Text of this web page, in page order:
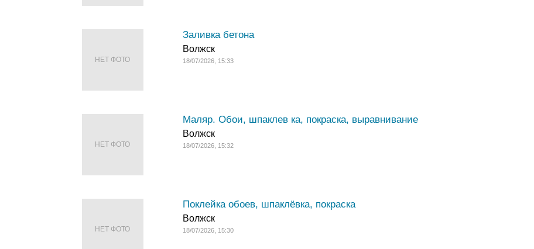
НЕТ ФОТО
Заливка бетона
Волжск
18/07/2026, 15:33
НЕТ ФОТО
Маляр. Обои, шпаклев ка, покраска, выравнивание
Волжск
18/07/2026, 15:32
НЕТ ФОТО
Поклейка обоев, шпаклёвка, покраска
Волжск
18/07/2026, 15:30